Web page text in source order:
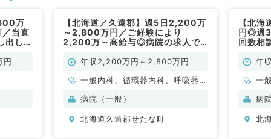
万
当直
出し等
円
【北海道／久遠郡】週5日2,200万
～2,800万円／ご経験により
2,200万～高給与◎病院の求人で
年収2,200万円～2,800万円
一般内科、循環器内科、呼吸器内
科、消化器内科、内分泌・代謝内
病院（一般）
北海道久遠郡せたな町
【北
円◎週3
回数相
年
一
病
北